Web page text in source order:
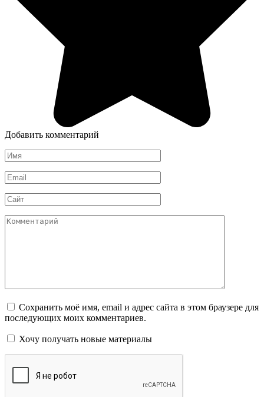
Добавить комментарий
Имя
*
Email
*
Сайт
Комментарий
Сохранить моё имя, email и адрес сайта в этом браузере для
последующих моих комментариев.
Хочу получать новые материалы